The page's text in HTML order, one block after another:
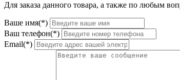
Для заказа данного товара, а также по любым
Ваше имя(*)
Ваш телефон(*)
Email(*)